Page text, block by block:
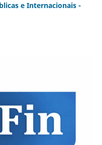
e Internacionais -